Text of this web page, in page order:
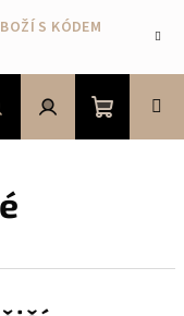
S KÓDEM
PřihlášeníNákupní